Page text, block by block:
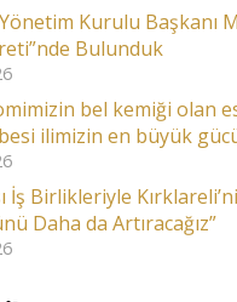
Kurulu Başkanı
Bulunduk
bel kemiği olan
ilimizin en büyük
İş Birlikleriyle
Daha da Artıracağız”